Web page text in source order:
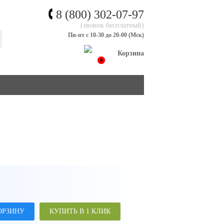
8 (800) 302-07-97
(звонок бесплатный)
Пн-пт с 10-30 до 20-00 (Мск)
0
Корзина
КУПИТЬ В 1 КЛИК